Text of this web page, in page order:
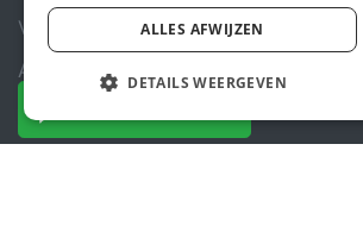
Veiligheid & Betrouwbaarheid
Algemene voorwaarden
Privacybeleid
ALLES AFWIJZEN
DETAILS WEERGEVEN